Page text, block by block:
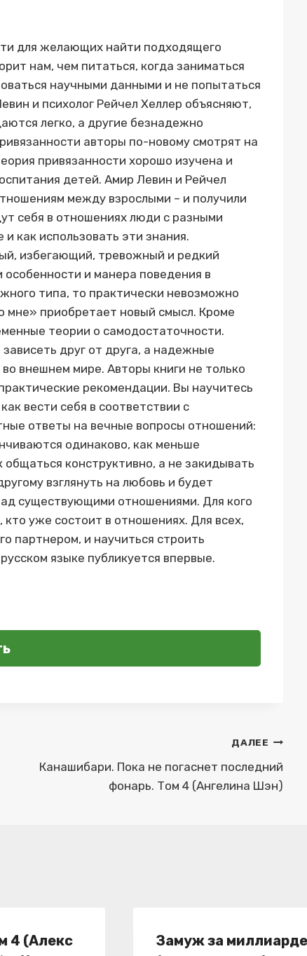
для желающих найти подходящего
нам, чем питаться, когда заниматься
научными данными и не попытаться
и психолог Рейчел Хеллер объясняют,
легко, а другие безнадежно
авторы по-новому смотрят на
привязанности хорошо изучена и
детей. Амир Левин и Рейчел
между взрослыми – и получили
себя в отношениях люди с разными
как использовать эти знания.
избегающий, тревожный и редкий
и манера поведения в
типа, то практически невозможно
мне» приобретает новый смысл. Кроме
теории о самодостаточности.
друг от друга, а надежные
внешнем мире. Авторы книги не только
рекомендации. Вы научитесь
вести себя в соответствии с
ответы на вечные вопросы отношений:
одинаково, как меньше
конструктивно, а не закидывать
взглянуть на любовь и будет
существующими отношениями. Для кого
уже состоит в отношениях. Для всех,
партнером, и научиться строить
языке публикуется впервые.
ДАЛЕЕ
Канашибари. Пока не погаснет последний
фонарь. Том 4 (Ангелина Шэн)
4 (Алекс
Замуж за